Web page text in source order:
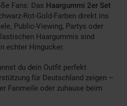
Fans: Das Haargummi 2er Set
Rot-Gold-Farben direkt ins
Public-Viewing, Partys oder
Haargummis sind
echter Hingucker.
du dein Outfit perfekt
für Deutschland zeigen –
Fanmeile oder zuhause beim